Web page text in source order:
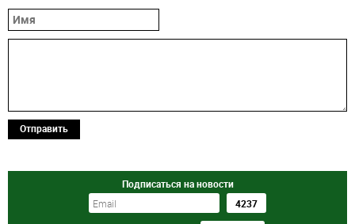
Отправить
Подписаться на новости